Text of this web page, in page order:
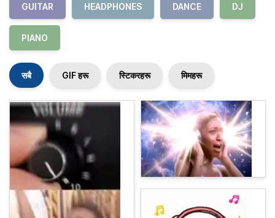
GUITAR HEADPHONES DANCE DJ
PIANO
सबै GIF हरू स्टिकरहरू मिमहरू